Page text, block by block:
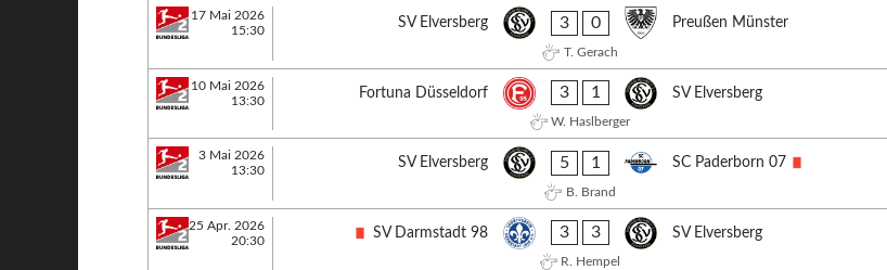
17 Mai 2026
15:30
SV Elversberg 3 0 Preußen Münster
T. Gerach
10 Mai 2026
13:30
Fortuna Düsseldorf 3 1 SV Elversberg
W. Haslberger
3 Mai 2026
13:30
SV Elversberg 5 1 SC Paderborn 07
B. Brand
25 Apr. 2026
20:30
SV Darmstadt 98 3 3 SV Elversberg
R. Hempel